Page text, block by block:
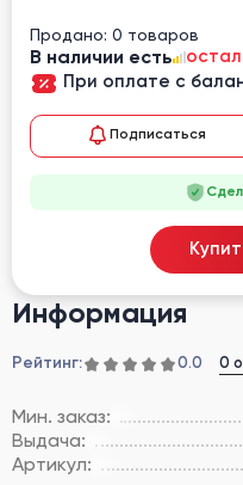
Информация
Рейтинг: 0.0 0
Мин. заказ:
Выдача:
Артикул:
Продано: 0 товаров
В наличии есть
При оплате с
Подписаться